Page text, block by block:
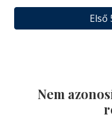
Első
Nem